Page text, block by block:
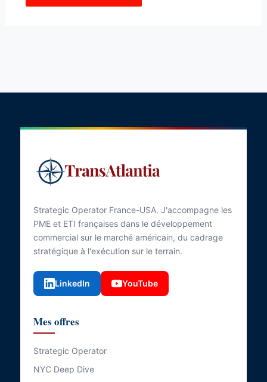
Strategic Operator France-USA. J'accompagne les
PME et ETI françaises dans le développement
commercial sur le marché américain, du cadrage
stratégique à l'exécution sur le terrain.
LinkedIn YouTube
Mes offres
Strategic Operator
NYC Deep Dive